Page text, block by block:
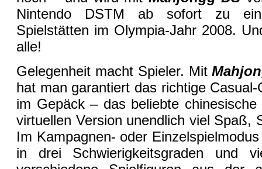
Nintendo DSTM ab sofort zu
Spielstätten im Olympia-Jahr 2008.
alle!
Gelegenheit macht Spieler. Mit
hat man garantiert das richtige
im Gepäck – das beliebte
virtuellen Version unendlich viel Spaß,
Im Kampagnen- oder
in drei Schwierigkeitsgraden und